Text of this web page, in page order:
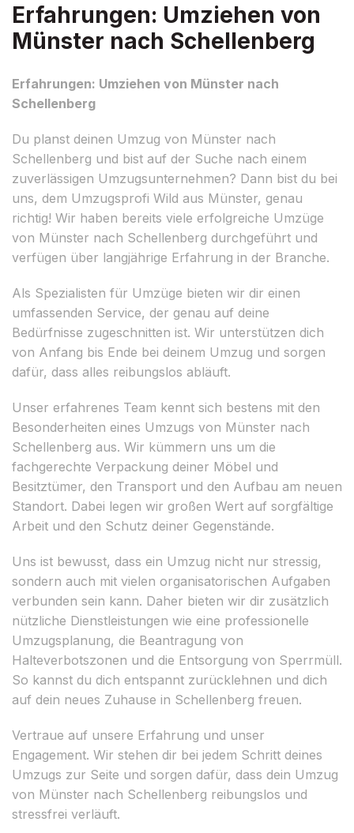
Erfahrungen: Umziehen von
Münster nach Schellenberg
Erfahrungen: Umziehen von Münster nach
Schellenberg
Du planst deinen Umzug von Münster nach
Schellenberg und bist auf der Suche nach einem
zuverlässigen Umzugsunternehmen? Dann bist du bei
uns, dem Umzugsprofi Wild aus Münster, genau
richtig! Wir haben bereits viele erfolgreiche Umzüge
von Münster nach Schellenberg durchgeführt und
verfügen über langjährige Erfahrung in der Branche.
Als Spezialisten für Umzüge bieten wir dir einen
umfassenden Service, der genau auf deine
Bedürfnisse zugeschnitten ist. Wir unterstützen dich
von Anfang bis Ende bei deinem Umzug und sorgen
dafür, dass alles reibungslos abläuft.
Unser erfahrenes Team kennt sich bestens mit den
Besonderheiten eines Umzugs von Münster nach
Schellenberg aus. Wir kümmern uns um die
fachgerechte Verpackung deiner Möbel und
Besitztümer, den Transport und den Aufbau am neuen
Standort. Dabei legen wir großen Wert auf sorgfältige
Arbeit und den Schutz deiner Gegenstände.
Uns ist bewusst, dass ein Umzug nicht nur stressig,
sondern auch mit vielen organisatorischen Aufgaben
verbunden sein kann. Daher bieten wir dir zusätzlich
nützliche Dienstleistungen wie eine professionelle
Umzugsplanung, die Beantragung von
Halteverbotszonen und die Entsorgung von Sperrmüll.
So kannst du dich entspannt zurücklehnen und dich
auf dein neues Zuhause in Schellenberg freuen.
Vertraue auf unsere Erfahrung und unser
Engagement. Wir stehen dir bei jedem Schritt deines
Umzugs zur Seite und sorgen dafür, dass dein Umzug
von Münster nach Schellenberg reibungslos und
stressfrei verläuft.